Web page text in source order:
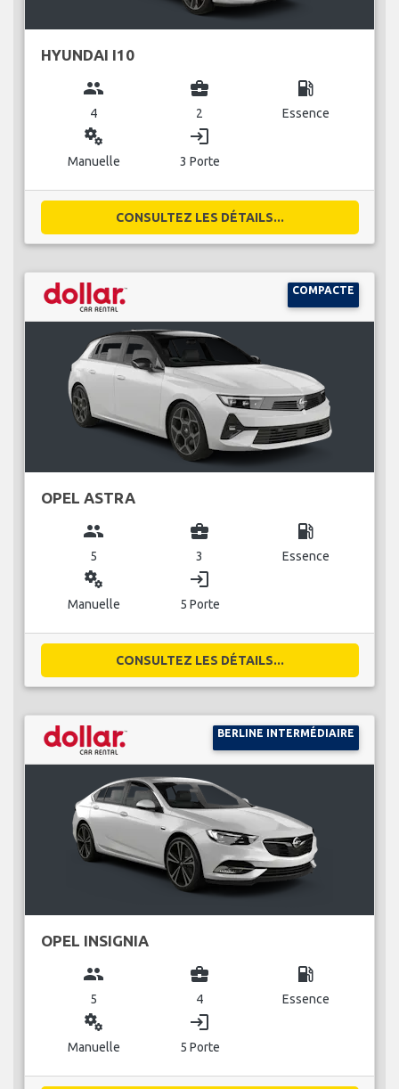
HYUNDAI I10
group
4
business_center
2
local_gas_station
Essence
miscellaneous_services
Manuelle
login
3 Porte
CONSULTEZ LES DÉTAILS...
COMPACTE
OPEL ASTRA
group
5
business_center
3
local_gas_station
Essence
miscellaneous_services
Manuelle
login
5 Porte
CONSULTEZ LES DÉTAILS...
BERLINE INTERMÉDIAIRE
OPEL INSIGNIA
group
5
business_center
4
local_gas_station
Essence
miscellaneous_services
Manuelle
login
5 Porte